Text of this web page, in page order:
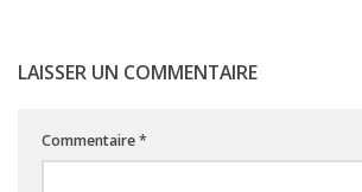
LAISSER UN COMMENTAIRE
Commentaire*